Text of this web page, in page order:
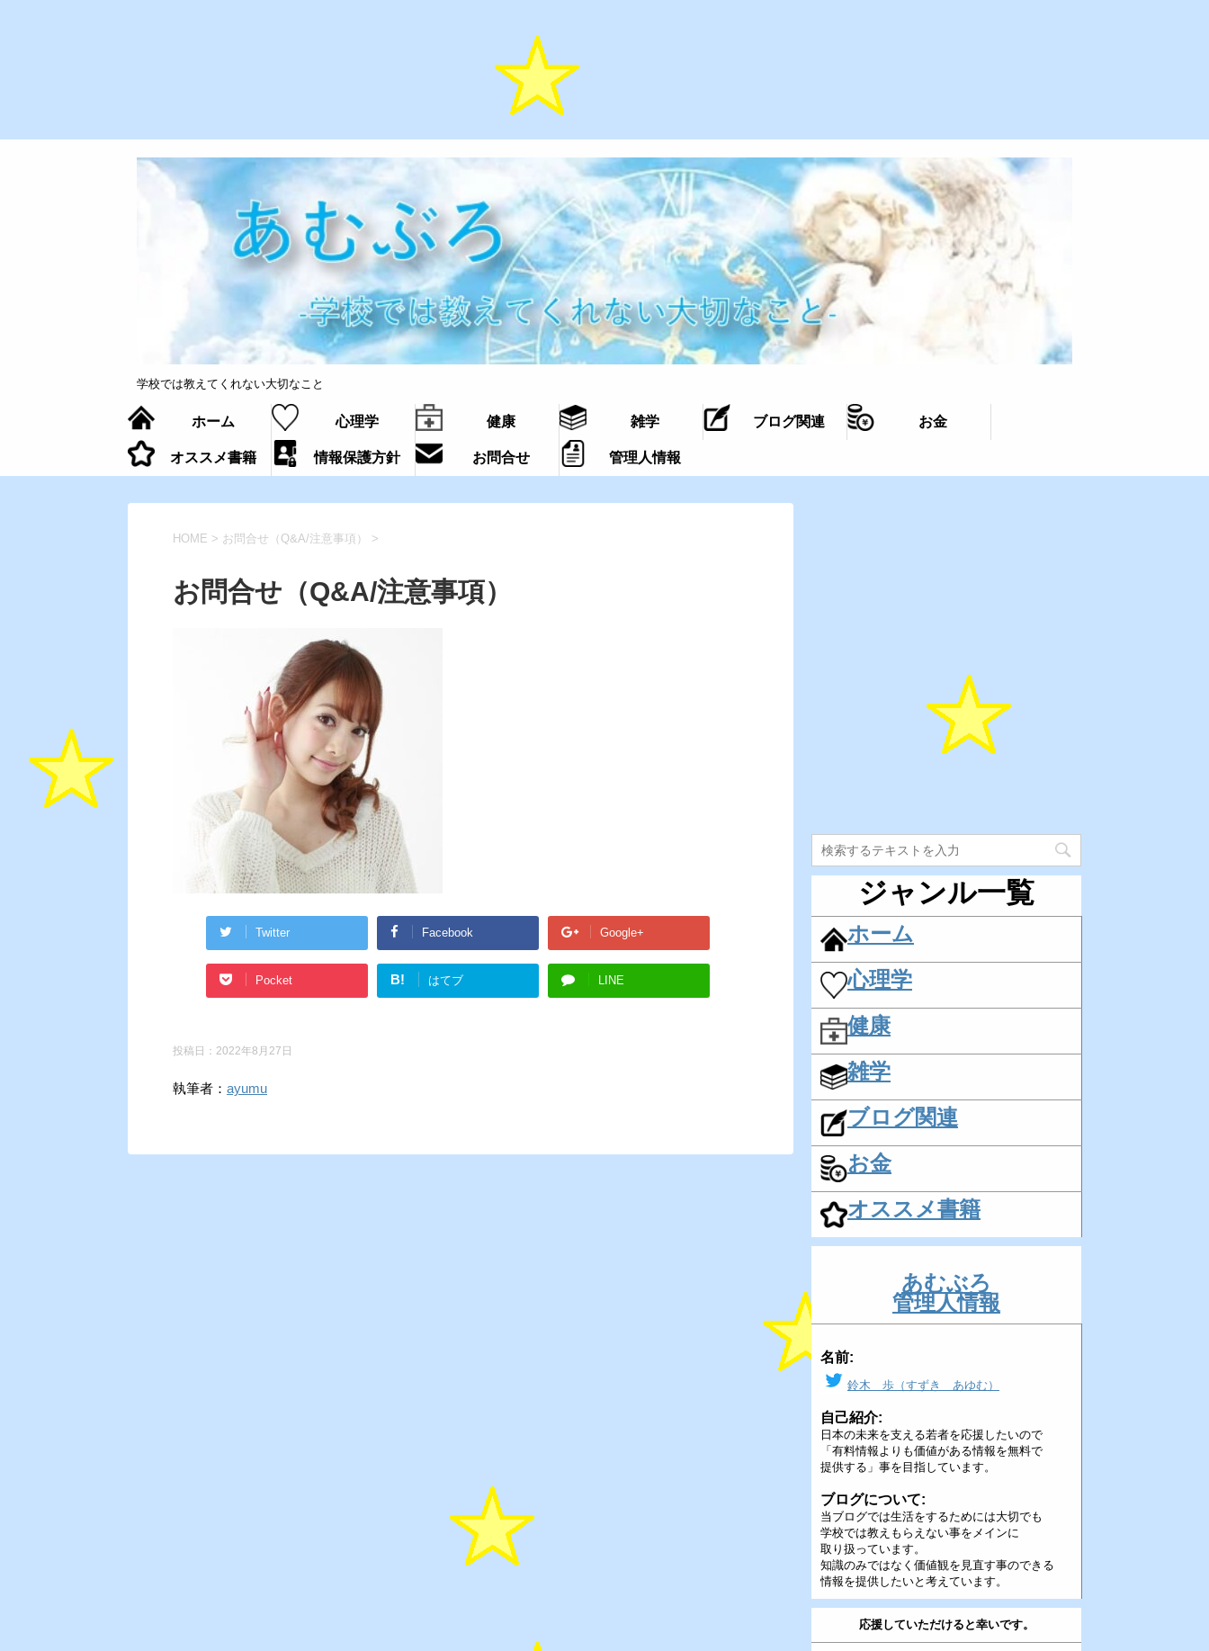
学校では教えてくれない大切なこと
ホーム 心理学 健康 雑学 ブログ関連 お金
オススメ書籍 情報保護方針 お問合せ 管理人情報
HOME > お問合せ（Q&A/注意事項） >
お問合せ（Q&A/注意事項）
Twitter Facebook Google+
Pocket B! はてブ LINE
投稿日： 2022年8月27日
執筆者： ayumu
ジャンル一覧
ホーム
心理学
健康
雑学
ブログ関連
お金
オススメ書籍
あむぶろ
管理人情報
名前:
鈴木 歩（すずき あゆむ）
自己紹介:
日本の未来を支える若者を応援したいので
「有料情報よりも価値がある情報を無料で
提供する」事を目指しています。
ブログについて:
当ブログでは生活をするためには大切でも
学校では教えもらえない事をメインに
取り扱っています。
知識のみではなく価値観を見直す事のできる
情報を提供したいと考えています。
応援していただけると幸いです。